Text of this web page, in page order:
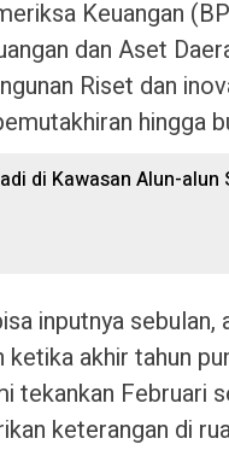
Keuangan
dan Aset
Riset dan
hingga
di Kawasan Alun-alun
inputnya sebulan,
ketika akhir tahun
tekankan Februari
keterangan di